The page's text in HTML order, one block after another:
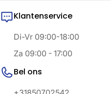
Klantenservice
Di-Vr 09:00-18:00
Za 09:00 - 17:00
Bel ons